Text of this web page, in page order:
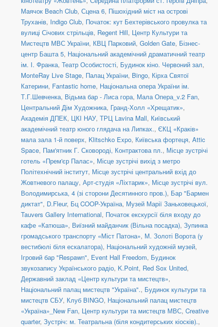
Маячок Beach Club, Сцена 6, Пішохідний міст на острові
Труханів, Indigo Club, Початок: кут Бехтерівського провулка та
вулиці Січових стрільців, Regent Hill, Центр Культури та
Мистецтв МВС України, КВЦ Парковий, Golden Gate, Бізнес-
центр Башта 5, Національний академічний драматичний театр
ім. І. Франка, Театр Особистості, Будинок кіно. Червоний зал,
MonteRay Live Stage, Палац України, Bingo, Кірха Святої
Катерини, Fantastic home, Національна опера України ім.
Т.Г.Шевченка, Відьма бар - Лиса гора, Мала Опера_v.2 Fan,
Центральний Дім Художника, Гранд-Холл «Хрещатик»,
Академія ДПЕК, ЦКІ НАУ, ТРЦ Lavina Mall, Київський
академічний театр юного глядача на Липках., ЄКЦ «Краків»
мала зала 1-й поверх, Klitschko Expo, Київська фортеця, Attic
Space, Пам'ятник Г. Сковороді, Контрактова пл., Місце зустрічі
готель «Прем'єр Палас», Місце зустрічі вихід з метро
Політехнічний інститут, Місце зустрічі центральний вхід до
Жовтневого палацу, Арт-студія «Ліхтарик», Місце зустрічі вул.
Володимирська, 4 (зі сторони Десятинного пров.), Бар "Бармен
диктат", D.Fleur, Бц COOP-Україна, Музей Марії Заньковецької,
Tauvers Gallery International, Початок екскурсії біля входу до
кафе «Катюша», Виїзний майданчик (Вільна посадка), Зупинка
громадського транспорту «Міст Патона», М. Золоті Ворота (у
вестибюлі біля ескалатора), Національний художній музей,
Ігровий бар "Respawn", Event Hall Freedom, Будинок
звукозапису Українського радіо, K.Point, Red Sox United,
Державний заклад «Центр культури та мистецтв»,
Національний палац мистецтв "Україна"., Будинок культури та
мистецтв СБУ, Клуб BINGO, Національний палац мистецтв
«Україна»_New Fan, Центр культури та мистецтв МВС, Creative
quarter, Зустріч: м. Театральна (біля кондитерських кіосків).,